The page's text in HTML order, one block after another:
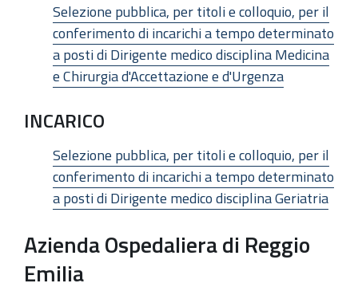
Selezione pubblica, per titoli e colloquio, per il
conferimento di incarichi a tempo determinato
a posti di Dirigente medico disciplina Medicina
e Chirurgia d'Accettazione e d'Urgenza
INCARICO
Selezione pubblica, per titoli e colloquio, per il
conferimento di incarichi a tempo determinato
a posti di Dirigente medico disciplina Geriatria
Azienda Ospedaliera di Reggio
Emilia